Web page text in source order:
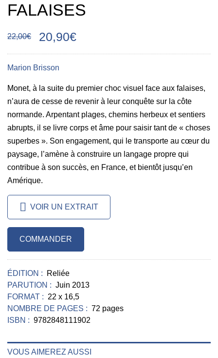
FALAISES
22,00€ 20,90€
Marion Brisson
Monet, à la suite du premier choc visuel face aux falaises,
n’aura de cesse de revenir à leur conquête sur la côte
normande. Arpentant plages, chemins herbeux et sentiers
abrupts, il se livre corps et âme pour saisir tant de « choses
superbes ». Son engagement, qui le transporte au cœur du
paysage, l’amène à construire un langage propre qui
contribue à son succès, en France, et bientôt jusqu’en
Amérique.
VOIR UN EXTRAIT
COMMANDER
ÉDITION :
Reliée
PARUTION : Juin 2013
FORMAT : 22 x 16,5
NOMBRE DE PAGES : 72 pages
ISBN : 9782848111902
VOUS AIMEREZ AUSSI